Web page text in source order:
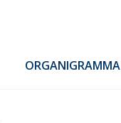
ORGANIGRAMMA